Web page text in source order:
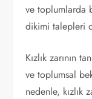
ve toplumlarda
dikimi talepleri
Kızlık zarının
ve toplumsal
nedenle, kızlık